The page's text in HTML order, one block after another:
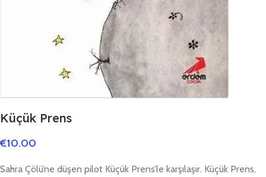
Küçük Prens
€10.00
Sahra Çölü’ne düşen pilot Küçük Prens’le karşılaşır. Küçük Prens,